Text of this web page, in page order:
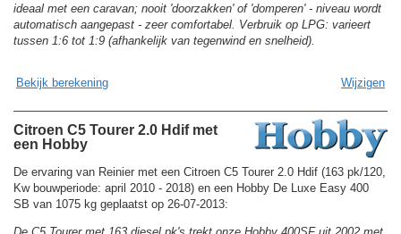
ideaal met een caravan; nooit 'doorzakken' of 'domperen' - niveau wordt
automatisch aangepast - zeer comfortabel. Verbruik op LPG: varieert
tussen 1:6 tot 1:9 (afhankelijk van tegenwind en snelheid).
Bekijk berekening Wijzigen
Citroen C5 Tourer 2.0 Hdif met
een Hobby
De ervaring van Reinier met een Citroen C5 Tourer 2.0 Hdif (163 pk/120,
Kw bouwperiode: april 2010 - 2018) en een Hobby De Luxe Easy 400
SB van 1075 kg geplaatst op 26-07-2013: